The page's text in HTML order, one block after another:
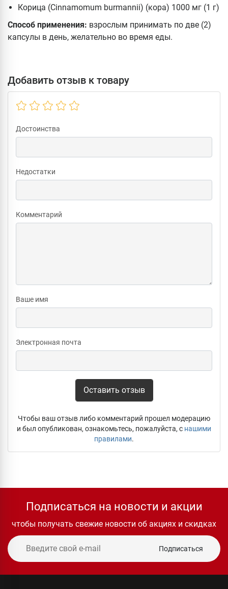
Корица (Cinnamomum burmannii) (кора) 1000 мг (1 г)
Способ применения: взрослым принимать по две (2)
капсулы в день, желательно во время еды.
Добавить отзыв к товару
Достоинства
Недостатки
Комментарий
Ваше имя
Электронная почта
Оставить отзыв
Чтобы ваш отзыв либо комментарий прошел модерацию
и был опубликован, ознакомьтесь, пожалуйста, с нашими
правилами.
Подписаться на новости и акции
чтобы получать свежие новости об акциях и скидках
Подписаться